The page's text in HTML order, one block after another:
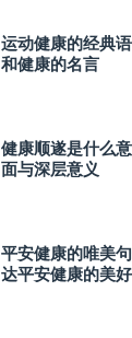
运动健康的经典
和健康的名言
健康顺遂是什么
面与深层意义
平安健康的唯美
达平安健康的美